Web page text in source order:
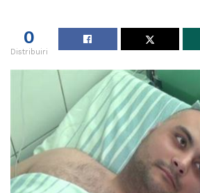
0
Distribuiri